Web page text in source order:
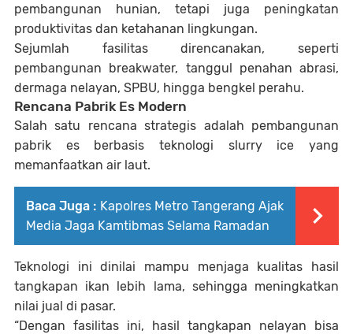
pembangunan hunian, tetapi juga peningkatan
produktivitas dan ketahanan lingkungan.
Sejumlah fasilitas direncanakan, seperti
pembangunan breakwater, tanggul penahan abrasi,
dermaga nelayan, SPBU, hingga bengkel perahu.
Rencana Pabrik Es Modern
Salah satu rencana strategis adalah pembangunan
pabrik es berbasis teknologi slurry ice yang
memanfaatkan air laut.
Baca Juga : Kapolres Metro Tangerang Ajak
Media Jaga Kamtibmas Selama Ramadan
Teknologi ini dinilai mampu menjaga kualitas hasil
tangkapan ikan lebih lama, sehingga meningkatkan
nilai jual di pasar.
“Dengan fasilitas ini, hasil tangkapan nelayan bisa